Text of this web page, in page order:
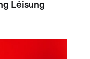
Léisung